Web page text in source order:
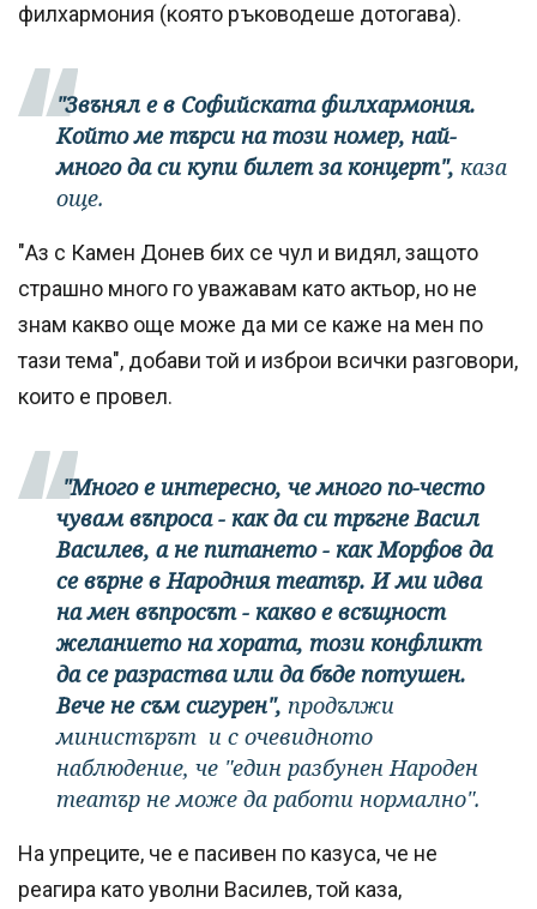
филхармония (която ръководеше дотогава).
"Звънял е в Софийската филхармония.
Който ме търси на този номер, най-
много да си купи билет за концерт", каза
още.
"Аз с Камен Донев бих се чул и видял, защото
страшно много го уважавам като актьор, но не
знам какво още може да ми се каже на мен по
тази тема", добави той и изброи всички разговори,
които е провел.
"Много е интересно, че много по-често
чувам въпроса - как да си тръгне Васил
Василев, а не питането - как Морфов да
се върне в Народния театър. И ми идва
на мен въпросът - какво е всъщност
желанието на хората, този конфликт
да се разраства или да бъде потушен.
Вече не съм сигурен", продължи
министърът и с очевидното
наблюдение, че "един разбунен Народен
театър не може да работи нормално".
На упреците, че е пасивен по казуса, че не
реагира като уволни Василев, той каза,